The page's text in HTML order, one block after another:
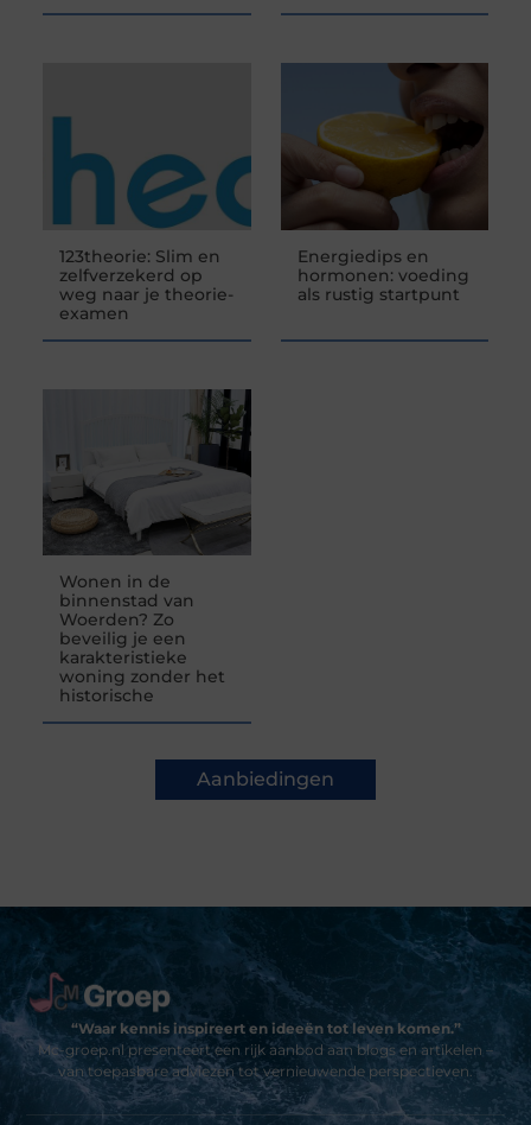
123theorie: Slim en
zelfverzekerd op
weg naar je theorie-
examen
Energiedips en
hormonen: voeding
als rustig startpunt
Wonen in de
binnenstad van
Woerden? Zo
beveilig je een
karakteristieke
woning zonder het
historische
Aanbiedingen
“Waar kennis inspireert en ideeën tot leven komen.”
Mc-groep.nl presenteert een rijk aanbod aan blogs en artikelen –
van toepasbare adviezen tot vernieuwende perspectieven.